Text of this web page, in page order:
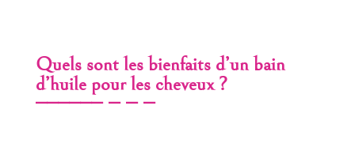
Quels sont les bienfaits d’un bain
d’huile pour les cheveux ?